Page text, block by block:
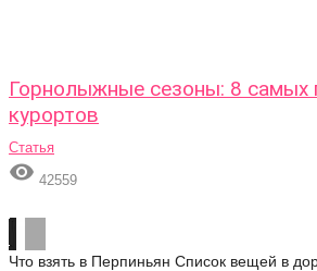
Горнолыжные сезоны: 8 самых
курортов
Статья
 42559
Что взять в Перпиньян Список вещей в